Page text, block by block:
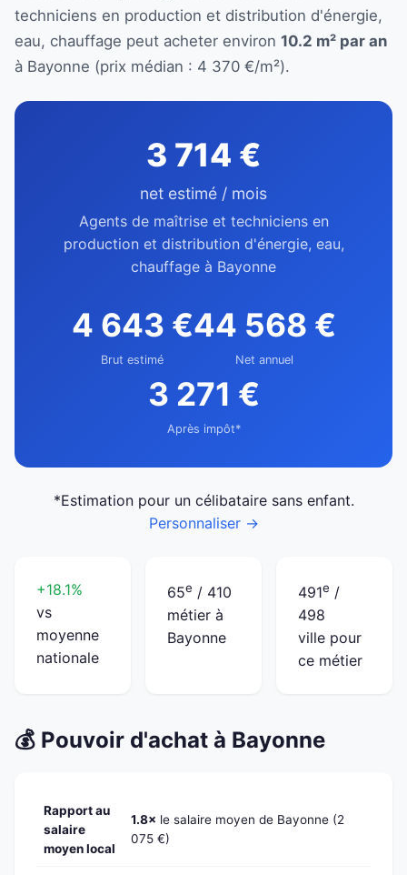
techniciens en production et distribution d'énergie,
eau, chauffage peut acheter environ 10.2 m² par an
à Bayonne (prix médian : 4 370 €/m²).
3 714 €
net estimé / mois
Agents de maîtrise et techniciens en
production et distribution d'énergie, eau,
chauffage à Bayonne
4 643 €
Brut estimé
44 568 €
Net annuel
3 271 €
Après impôt*
*Estimation pour un célibataire sans enfant.
Personnaliser →
+18.1%
vs
moyenne
nationale
65e / 410
métier à
Bayonne
491e /
498
ville pour
ce métier
💰 Pouvoir d'achat à Bayonne
Rapport au
salaire
moyen local
1.8× le salaire moyen de Bayonne (2
075 €)